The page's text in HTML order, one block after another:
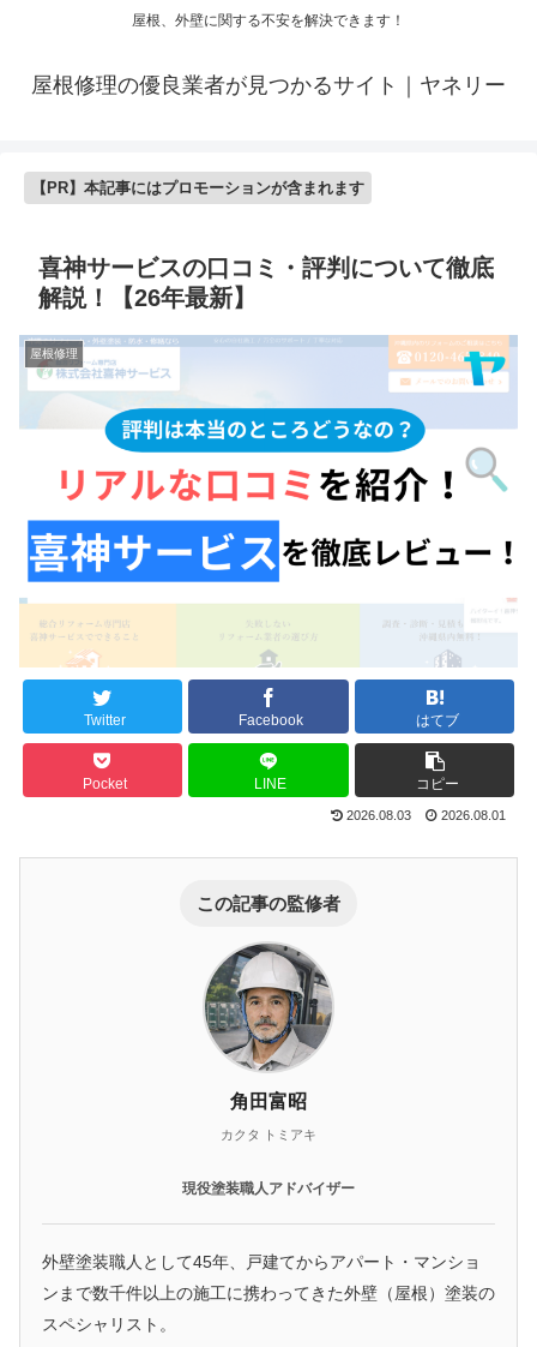
屋根、外壁に関する不安を解決できます！
屋根修理の優良業者が見つかるサイト｜ヤネリー
【PR】本記事にはプロモーションが含まれます
喜神サービスの口コミ・評判について徹底
解説！【26年最新】
屋根修理
Twitter Facebook はてブ
Pocket LINE コピー
2026.08.03 2026.08.01
この記事の監修者
角田富昭
カクタ トミアキ
現役塗装職人アドバイザー
外壁塗装職人として45年、戸建てからアパート・マンショ
ンまで数千件以上の施工に携わってきた外壁（屋根）塗装の
スペシャリスト。